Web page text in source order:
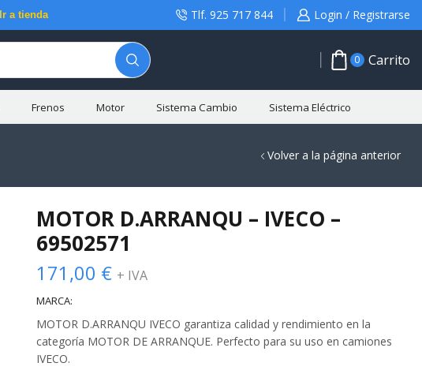
Ir a tienda Tlf. 925 717 844 Login / Registrarse
0 Carrito
Frenos Motor Sistema Cambio Sistema Eléctrico
Volver a la página anterior
MOTOR D.ARRANQU – IVECO –
69502571
171,00 € + IVA
MARCA:
MOTOR D.ARRANQU IVECO garantiza calidad y rendimiento en la
categoría MOTOR DE ARRANQUE. Perfecto para su uso en camiones
IVECO.